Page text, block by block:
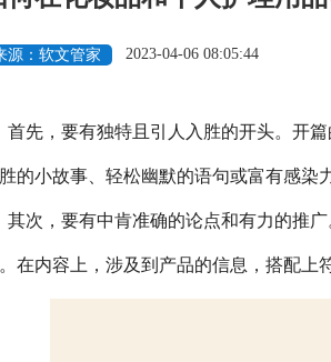
源：软文管家 2023-04-06 08:05:44
首先，要有独特且引人入胜的开头。开
的小故事、轻松幽默的语句或富有感染
其次，要有中肯准确的论点和有力的推
在内容上，涉及到产品的信息，搭配上